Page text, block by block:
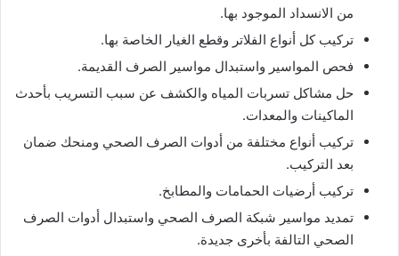
من الانسداد الموجود بها.
تركيب كل أنواع الفلاتر وقطع الغيار الخاصة بها.
فحص المواسير واستبدال مواسير الصرف القديمة.
حل مشاكل تسربات المياه والكشف عن سبب التسريب بأحدث
الماكينات والمعدات.
تركيب أنواع مختلفة من أدوات الصرف الصحي ومنحك ضمان
بعد التركيب.
تركيب أرضيات الحمامات والمطابخ.
تمديد مواسير شبكة الصرف الصحي واستبدال أدوات الصرف
الصحي التالفة بأخرى جديدة.